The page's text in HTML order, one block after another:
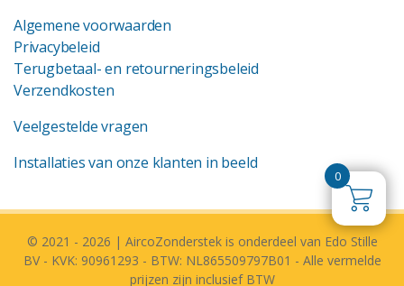
Algemene voorwaarden
Privacybeleid
Terugbetaal- en retourneringsbeleid
Verzendkosten
Veelgestelde vragen
Installaties van onze klanten in beeld
© 2021 - 2026 | AircoZonderstek is onderdeel van Edo Stille
BV - KVK: 90961293 - BTW: NL865509797B01 - Alle vermelde
prijzen zijn inclusief BTW
0